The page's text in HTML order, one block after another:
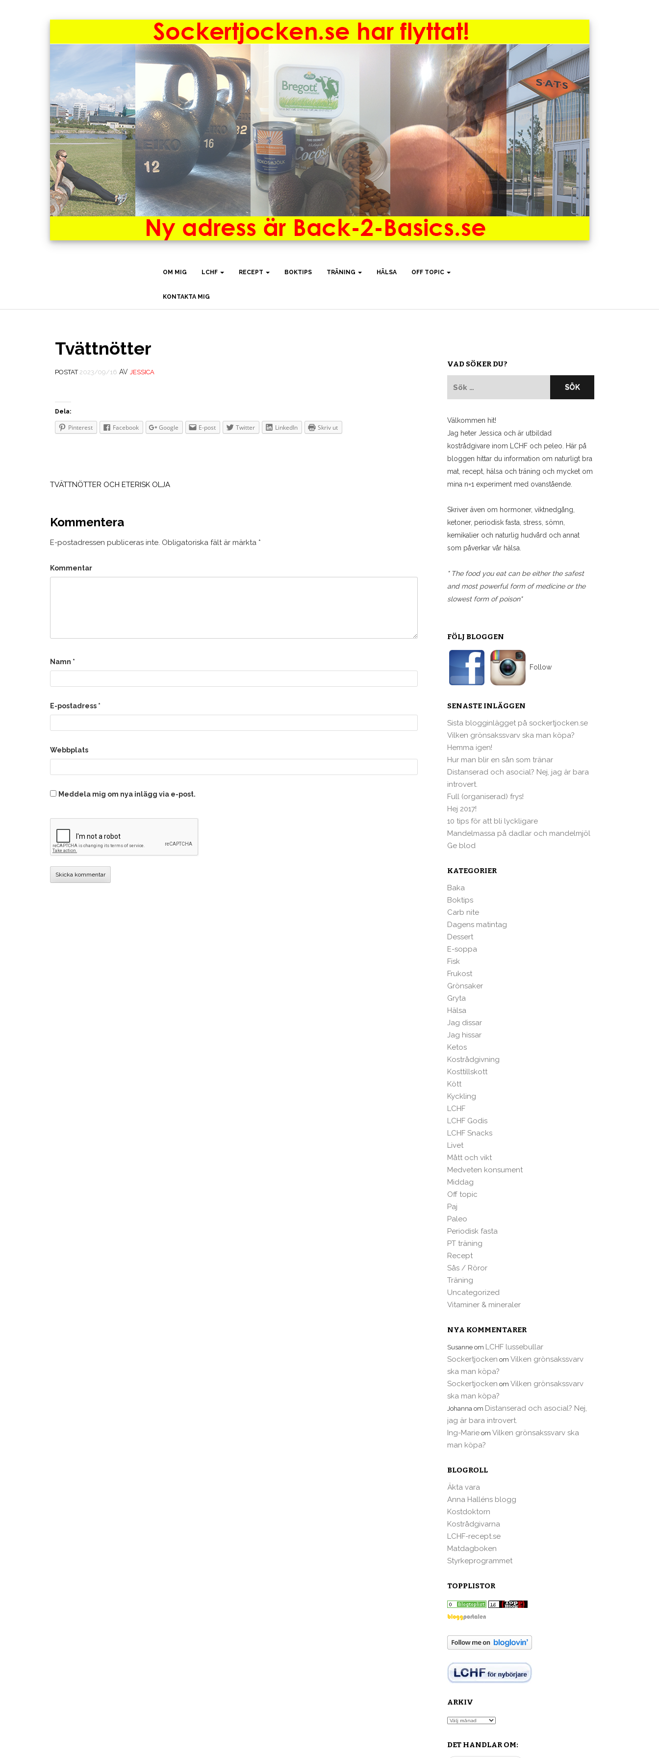
OM MIG LCHF RECEPT BOKTIPS TRÄNING HÄLSA OFF TOPIC
KONTAKTA MIG
Tvättnötter
POSTAT 2023/09/16 AV JESSICA
Dela:
Pinterest Facebook Google E-post Twitter LinkedIn Skriv ut
TVÄTTNÖTTER OCH ETERISK OLJA
Kommentera
E-postadressen publiceras inte. Obligatoriska fält är märkta *
Kommentar
Namn *
E-postadress *
Webbplats
Meddela mig om nya inlägg via e-post.
VAD SÖKER DU?
Välkommen hit!
Jag heter Jessica och är utbildad
kostrådgivare inom LCHF och peleo. Här på
bloggen hittar du information om naturligt bra
mat, recept, hälsa och träning och mycket om
mina n=1 experiment med ovanstående.
Skriver även om hormoner, viktnedgång,
ketoner, periodisk fasta, stress, sömn,
kemikalier och naturlig hudvård och annat
som påverkar vår hälsa.
" The food you eat can be either the safest
and most powerful form of medicine or the
slowest form of poison"
FÖLJ BLOGGEN
Follow
SENASTE INLÄGGEN
Sista blogginlägget på sockertjocken.se
Vilken grönsakssvarv ska man köpa?
Hemma igen!
Hur man blir en sån som tränar
Distanserad och asocial? Nej, jag är bara
introvert.
Full (organiserad) frys!
Hej 2017!
10 tips för att bli lyckligare
Mandelmassa på dadlar och mandelmjöl
Ge blod
KATEGORIER
Baka
Boktips
Carb nite
Dagens matintag
Dessert
E-soppa
Fisk
Frukost
Grönsaker
Gryta
Hälsa
Jag dissar
Jag hissar
Ketos
Kostrådgivning
Kosttillskott
Kött
Kyckling
LCHF
LCHF Godis
LCHF Snacks
Livet
Mått och vikt
Medveten konsument
Middag
Off topic
Paj
Paleo
Periodisk fasta
PT träning
Recept
Sås / Röror
Träning
Uncategorized
Vitaminer & mineraler
NYA KOMMENTARER
Susanne om LCHF lussebullar
Sockertjocken om Vilken grönsakssvarv
ska man köpa?
Sockertjocken om Vilken grönsakssvarv
ska man köpa?
Johanna om Distanserad och asocial? Nej,
jag är bara introvert.
Ing-Marie om Vilken grönsakssvarv ska
man köpa?
BLOGROLL
Äkta vara
Anna Halléns blogg
Kostdoktorn
Kostrådgivarna
LCHF-recept.se
Matdagboken
Styrkeprogrammet
TOPPLISTOR
ARKIV
Arkiv
DET HANDLAR OM: